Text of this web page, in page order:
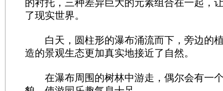
的衬托，三种差异巨大的元素组合在一起，
了现实世界。
白天，圆柱形的瀑布涌流而下，旁边的
造的景观生态更加真实地接近了自然。
在瀑布周围的树林中游走，偶尔会有一